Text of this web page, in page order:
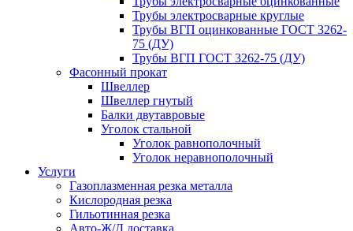
Трубы электросварные круглые
Трубы ВГП оцинкованные ГОСТ 3262-
75 (ДУ)
Трубы ВГП ГОСТ 3262-75 (ДУ)
Фасонный прокат
Швеллер
Швеллер гнутый
Балки двутавровые
Уголок стальной
Уголок равнополочный
Уголок неравнополочный
Услуги
Газоплазменная резка металла
Кислородная резка
Гильотинная резка
Авто-Ж/Д доставка